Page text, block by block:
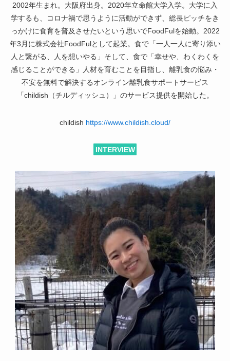
2002年生まれ。大阪府出身。2020年立命館大学入学。大学に入
学するも、コロナ禍で思うように活動ができず、総長ピッチをき
っかけに食育を普及させたいという思いでFoodFulを始動。2022
年3月に株式会社FoodFulとして起業。 食で「一人一人に寄り添い
人と繋がる、人を想いやる」そして、食で「幸せや、わくわくを
感じることができる」人材を育むことを目指し、離乳食の悩み・
不安を無料で解決するオンライン離乳食サポートサービス
「childish（チルディッシュ）」のサービス提供を開始した。
childish https://www.childish.cloud/
INTERVIEW